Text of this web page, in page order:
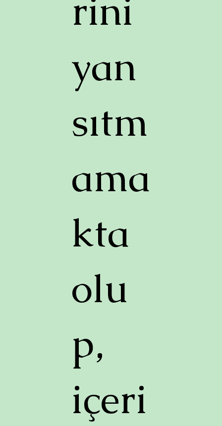
rini
yan
sıtm
ama
kta
olu
p,
içeri